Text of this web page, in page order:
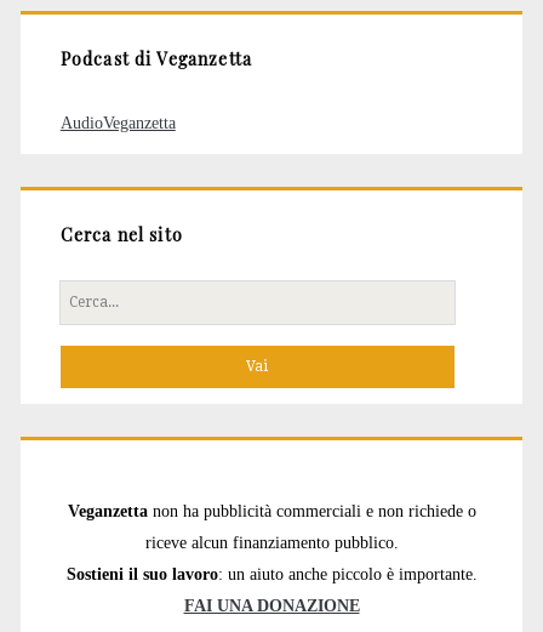
Podcast di Veganzetta
AudioVeganzetta
Cerca nel sito
Cerca
per:
Veganzetta non ha pubblicità commerciali e non richiede o
riceve alcun finanziamento pubblico.
Sostieni il suo lavoro: un aiuto anche piccolo è importante.
FAI UNA DONAZIONE